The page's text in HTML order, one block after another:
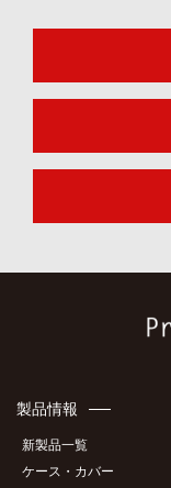
製品情報
新製品一覧
ケース・カバー